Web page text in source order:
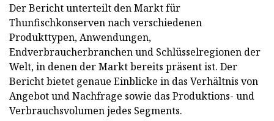
Der Bericht unterteilt den Markt für
Thunfischkonserven nach verschiedenen
Produkttypen, Anwendungen,
Endverbraucherbranchen und Schlüsselregionen der
Welt, in denen der Markt bereits präsent ist. Der
Bericht bietet genaue Einblicke in das Verhältnis von
Angebot und Nachfrage sowie das Produktions- und
Verbrauchsvolumen jedes Segments.